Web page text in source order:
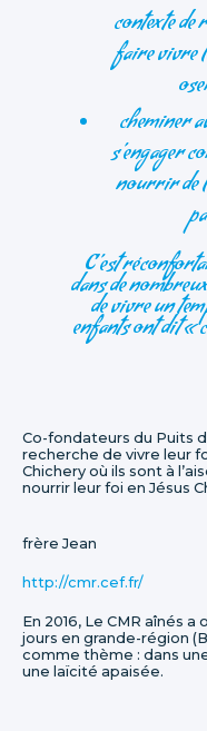
contexte
faire vivre
cheminer
s’engager
nourrir de
C’est
dans de
de vivre un
enfants ont dit «
Co-fondateurs du Puits
recherche de vivre leur
Chichery où ils sont à
nourrir leur foi en Jésus
frère Jean
http://cmr.cef.fr/
En 2016, Le CMR aînés
jours en grande-région
comme thème : dans
une laïcité apaisée.